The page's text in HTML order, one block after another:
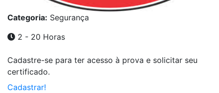
Categoria: Segurança
2 - 20 Horas
Cadastre-se para ter acesso à prova e solicitar seu
certificado.
Cadastrar!